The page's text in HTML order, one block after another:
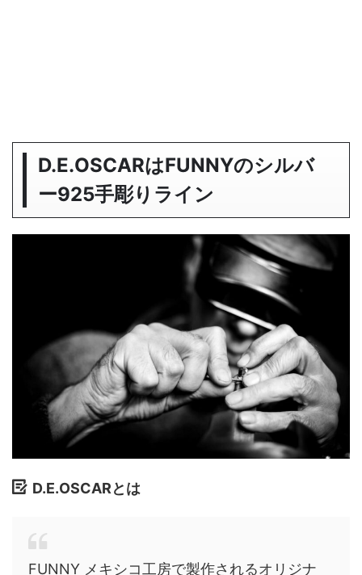
D.E.OSCARはFUNNYのシルバ
ー925手彫りライン
D.E.OSCARとは
FUNNY メキシコ工房で製作されるオリジナ